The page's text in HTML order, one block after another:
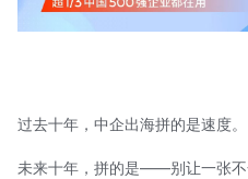
过去十年，中企出海拼的是速度。
未来十年，拼的是——别让一张